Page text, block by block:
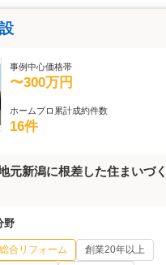
事例中心価格帯
〜300万円
ホームプロ累計成約件数
16件
元新潟に根差した住まいづ
野
総合リフォーム
創業20年以上